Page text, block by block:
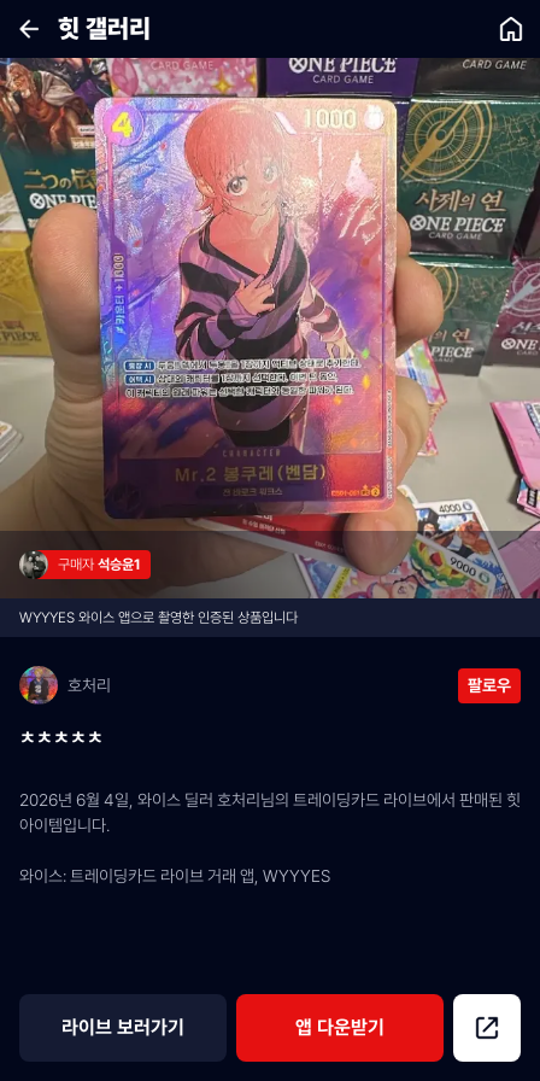
힛 갤러리
구매자 석승윤1
WYYYES 와이스 앱으로 촬영한 인증된 상품입니다
호처리 팔로우
ㅊㅊㅊㅊㅊ
2026년 6월 4일, 와이스 딜러 호처리님의 트레이딩카드 라이브에서 판매된 힛
아이템입니다.
와이스: 트레이딩카드 라이브 거래 앱, WYYYES
라이브 보러가기 앱 다운받기